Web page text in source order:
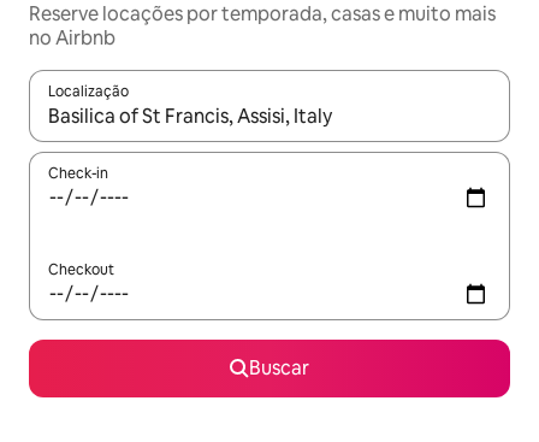
Reserve locações por temporada, casas e muito mais
no Airbnb
Localização
Quando os resultados estiverem disponíveis, explore-os
Check-in
Checkout
Buscar